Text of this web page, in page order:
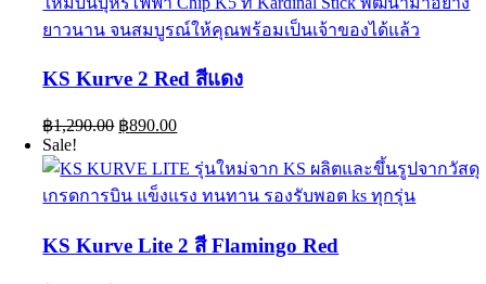
KS Kurve 2 Red สีแดง
฿1,290.00 Original
was:
฿1,290.00.
฿890.00Current
is:
฿890.00.
Sale!
KS Kurve Lite 2 สี Flamingo Red